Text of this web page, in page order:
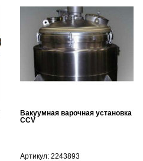
Вакуумная варочная установка
CCV
Артикул: 2243893